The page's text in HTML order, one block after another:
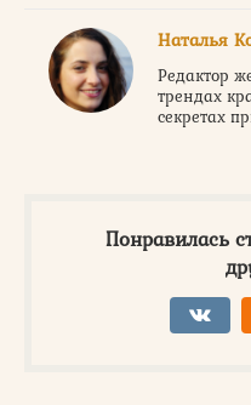
Наталья
Редактор
трендах
секретах
Понравилась